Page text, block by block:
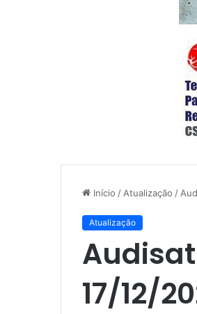
Início / Atualização /
Atualização
Audisat
17/12/